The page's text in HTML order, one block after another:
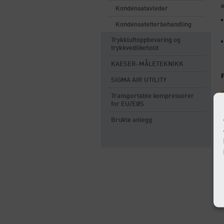
Kondensatavleder
Kondensatetterbehandling
Trykkluftoppbevaring og
trykkvedlikehold
KAESER-MÅLETEKNIKK
SIGMA AIR UTILITY
Transportable kompressorer
for EU/EØS
Brukte anlegg